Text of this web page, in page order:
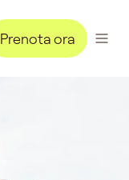
Prenota ora